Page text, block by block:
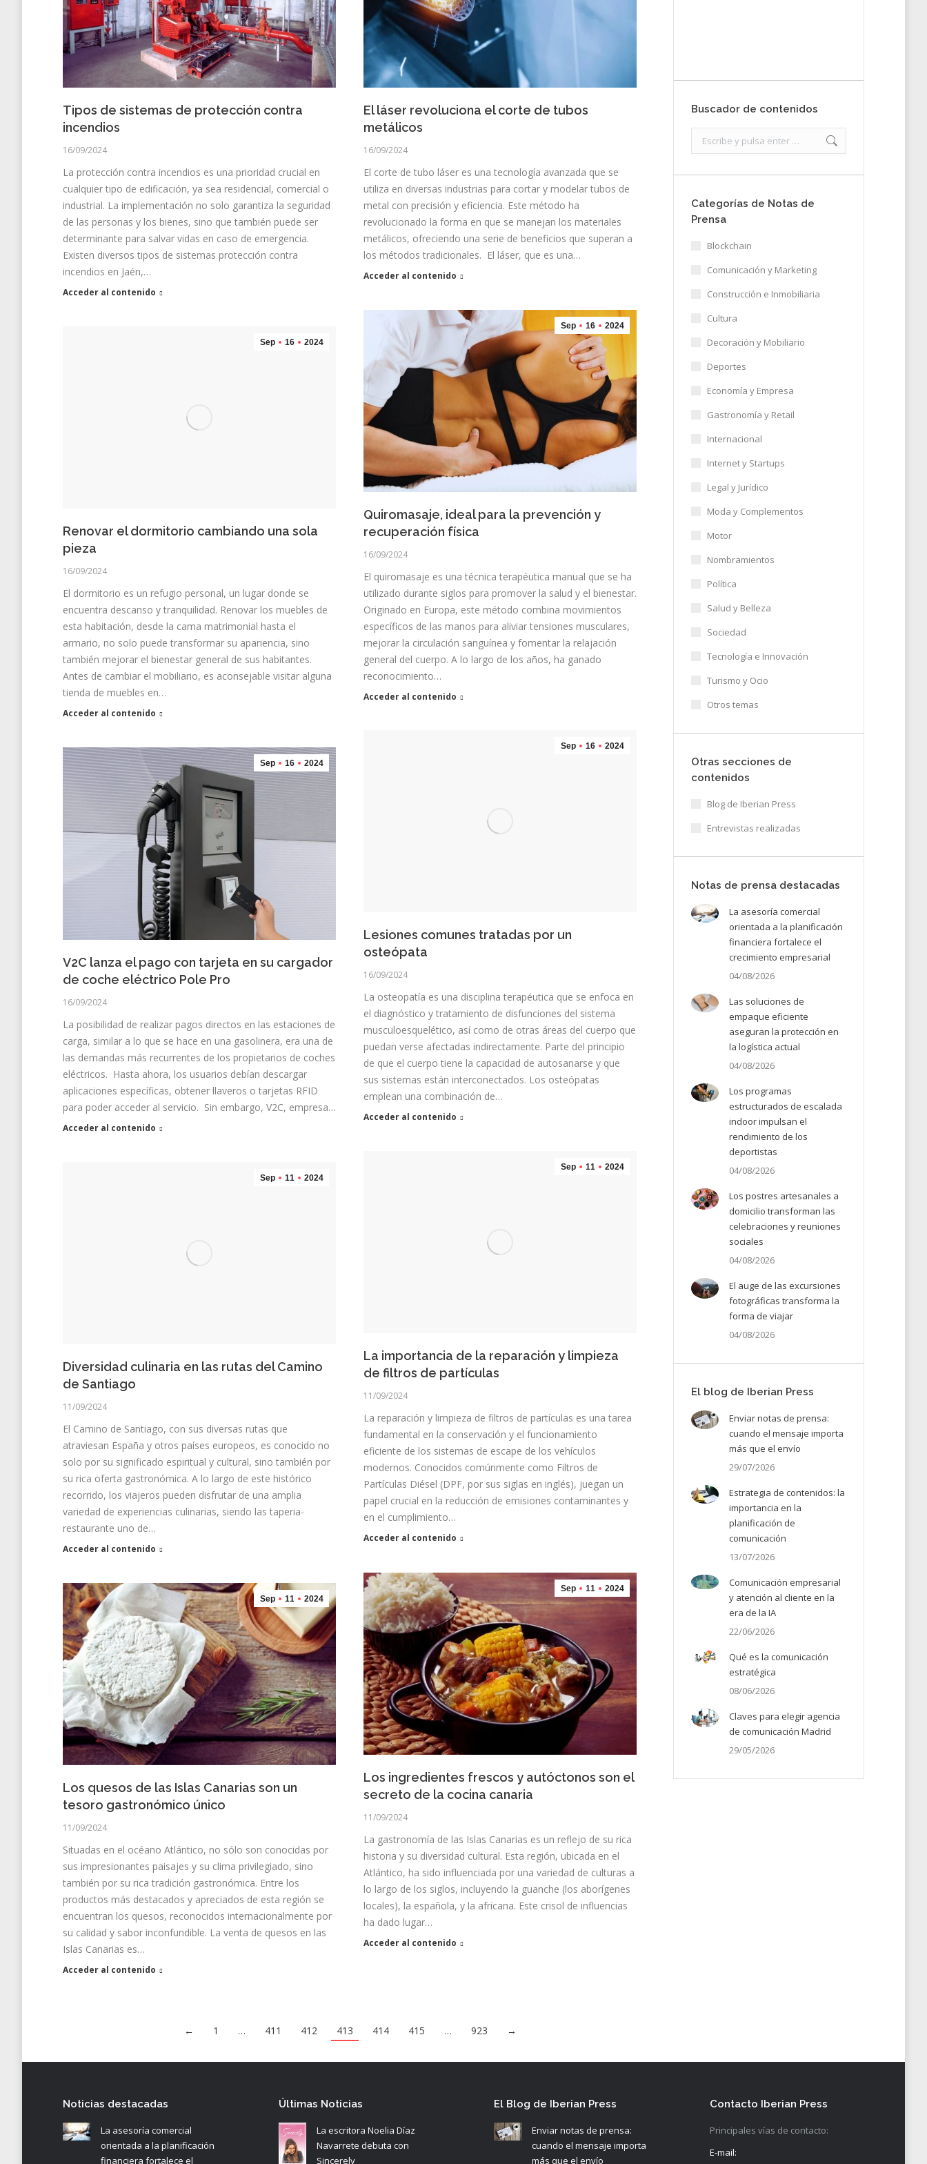
Tipos de sistemas de protección contra
incendios
16/09/2024
La protección contra incendios es una prioridad crucial en
cualquier tipo de edificación, ya sea residencial, comercial o
industrial. La implementación no solo garantiza la seguridad
de las personas y los bienes, sino que también puede ser
determinante para salvar vidas en caso de emergencia.
Existen diversos tipos de sistemas protección contra
incendios en Jaén,…
Acceder al contenido
El láser revoluciona el corte de tubos
metálicos
16/09/2024
El corte de tubo láser es una tecnología avanzada que se
utiliza en diversas industrias para cortar y modelar tubos de
metal con precisión y eficiencia. Este método ha
revolucionado la forma en que se manejan los materiales
metálicos, ofreciendo una serie de beneficios que superan a
los métodos tradicionales. El láser, que es una…
Acceder al contenido
Sep 16 2024
Quiromasaje, ideal para la prevención y
recuperación física
16/09/2024
El quiromasaje es una técnica terapéutica manual que se ha
utilizado durante siglos para promover la salud y el bienestar.
Originado en Europa, este método combina movimientos
específicos de las manos para aliviar tensiones musculares,
mejorar la circulación sanguínea y fomentar la relajación
general del cuerpo. A lo largo de los años, ha ganado
reconocimiento…
Acceder al contenido
Sep 16 2024
Renovar el dormitorio cambiando una sola
pieza
16/09/2024
El dormitorio es un refugio personal, un lugar donde se
encuentra descanso y tranquilidad. Renovar los muebles de
esta habitación, desde la cama matrimonial hasta el
armario, no solo puede transformar su apariencia, sino
también mejorar el bienestar general de sus habitantes.
Antes de cambiar el mobiliario, es aconsejable visitar alguna
tienda de muebles en…
Acceder al contenido
Sep 16 2024
Lesiones comunes tratadas por un
osteópata
16/09/2024
La osteopatía es una disciplina terapéutica que se enfoca en
el diagnóstico y tratamiento de disfunciones del sistema
musculoesquelético, así como de otras áreas del cuerpo que
puedan verse afectadas indirectamente. Parte del principio
de que el cuerpo tiene la capacidad de autosanarse y que
sus sistemas están interconectados. Los osteópatas
emplean una combinación de…
Acceder al contenido
Sep 16 2024
V2C lanza el pago con tarjeta en su cargador
de coche eléctrico Pole Pro
16/09/2024
La posibilidad de realizar pagos directos en las estaciones de
carga, similar a lo que se hace en una gasolinera, era una de
las demandas más recurrentes de los propietarios de coches
eléctricos. Hasta ahora, los usuarios debían descargar
aplicaciones específicas, obtener llaveros o tarjetas RFID
para poder acceder al servicio. Sin embargo, V2C, empresa…
Acceder al contenido
Sep 11 2024
La importancia de la reparación y limpieza
de filtros de partículas
11/09/2024
La reparación y limpieza de filtros de partículas es una tarea
fundamental en la conservación y el funcionamiento
eficiente de los sistemas de escape de los vehículos
modernos. Conocidos comúnmente como Filtros de
Partículas Diésel (DPF, por sus siglas en inglés), juegan un
papel crucial en la reducción de emisiones contaminantes y
en el cumplimiento…
Acceder al contenido
Sep 11 2024
Diversidad culinaria en las rutas del Camino
de Santiago
11/09/2024
El Camino de Santiago, con sus diversas rutas que
atraviesan España y otros países europeos, es conocido no
solo por su significado espiritual y cultural, sino también por
su rica oferta gastronómica. A lo largo de este histórico
recorrido, los viajeros pueden disfrutar de una amplia
variedad de experiencias culinarias, siendo las taperia-
restaurante uno de…
Acceder al contenido
Sep 11 2024
Los ingredientes frescos y autóctonos son el
secreto de la cocina canaria
11/09/2024
La gastronomía de las Islas Canarias es un reflejo de su rica
historia y su diversidad cultural. Esta región, ubicada en el
Atlántico, ha sido influenciada por una variedad de culturas a
lo largo de los siglos, incluyendo la guanche (los aborígenes
locales), la española, y la africana. Este crisol de influencias
ha dado lugar…
Acceder al contenido
Sep 11 2024
Los quesos de las Islas Canarias son un
tesoro gastronómico único
11/09/2024
Situadas en el océano Atlántico, no sólo son conocidas por
sus impresionantes paisajes y su clima privilegiado, sino
también por su rica tradición gastronómica. Entre los
productos más destacados y apreciados de esta región se
encuentran los quesos, reconocidos internacionalmente por
su calidad y sabor inconfundible. La venta de quesos en las
Islas Canarias es…
Acceder al contenido
← 1 … 411 412 413 414 415 … 923 →
Buscador de contenidos
Categorías de Notas de
Prensa
Blockchain
Comunicación y Marketing
Construcción e Inmobiliaria
Cultura
Decoración y Mobiliario
Deportes
Economía y Empresa
Gastronomía y Retail
Internacional
Internet y Startups
Legal y Jurídico
Moda y Complementos
Motor
Nombramientos
Política
Salud y Belleza
Sociedad
Tecnología e Innovación
Turismo y Ocio
Otros temas
Otras secciones de
contenidos
Blog de Iberian Press
Entrevistas realizadas
Notas de prensa destacadas
La asesoría comercial
orientada a la planificación
financiera fortalece el
crecimiento empresarial
04/08/2026
Las soluciones de
empaque eficiente
aseguran la protección en
la logística actual
04/08/2026
Los programas
estructurados de escalada
indoor impulsan el
rendimiento de los
deportistas
04/08/2026
Los postres artesanales a
domicilio transforman las
celebraciones y reuniones
sociales
04/08/2026
El auge de las excursiones
fotográficas transforma la
forma de viajar
04/08/2026
El blog de Iberian Press
Enviar notas de prensa:
cuando el mensaje importa
más que el envío
29/07/2026
Estrategia de contenidos: la
importancia en la
planificación de
comunicación
13/07/2026
Comunicación empresarial
y atención al cliente en la
era de la IA
22/06/2026
Qué es la comunicación
estratégica
08/06/2026
Claves para elegir agencia
de comunicación Madrid
29/05/2026
Noticias destacadas
La asesoría comercial
orientada a la planificación
financiera fortalece el
Últimas Noticias
La escritora Noelia Díaz
Navarrete debuta con
Sincerely
El Blog de Iberian Press
Enviar notas de prensa:
cuando el mensaje importa
más que el envío
Contacto Iberian Press
Principales vías de contacto:
E-mail: